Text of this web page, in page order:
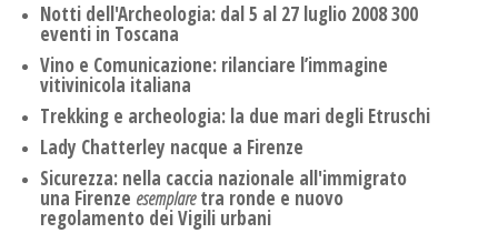
Notti dell'Archeologia: dal 5 al 27 luglio 2008 300
eventi in Toscana
Vino e Comunicazione: rilanciare l’immagine
vitivinicola italiana
Trekking e archeologia: la due mari degli Etruschi
Lady Chatterley nacque a Firenze
Sicurezza: nella caccia nazionale all'immigrato
una Firenze esemplaretra ronde e nuovo
regolamento dei Vigili urbani